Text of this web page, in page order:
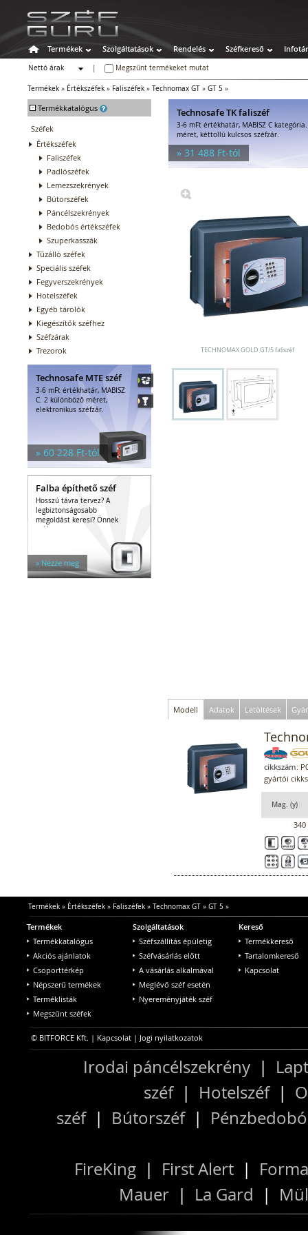
Termékek Szolgáltatások Rendelés Széfkereső Infotár
Nettó árak
Megszűnt termékeket mutat
Termékek » Értékszéfek » Faliszéfek » Technomax GT » GT 5 »
- Termékkatalógus
Széfek
Értékszéfek
Faliszéfek
Padlószéfek
Lemezszekrények
Bútorszéfek
Páncélszekrények
Bedobós értékszéfek
Szuperkasszák
Tűzálló széfek
Speciális széfek
Fegyverszekrények
Hotelszéfek
Egyéb tárolók
Kiegészítők széfhez
Széfzárak
Trezorok
Technosafe MTE széf
3-6 mFt értékhatár, MABISZ
C. 2 különböző méret,
elektronikus széfzár.
» 60 228 Ft-tól
Falba építhető széf
Hosszú távra tervez? A
legbiztonságosabb
megoldást keresi? Önnek
való a...
» Nézze meg
Technosafe TK faliszéf
3-6 mFt értékhatár, MABISZ C
méret, kéttollú kulcsos széfzár.
» 31 488 Ft-tól
TECHNOMAX GOLD GT/5 faliszéf
Modell Adatok Letöltések
cikkszám:
gyártói
Mag. (y)
340
Termékek» Értékszéfek» Faliszéfek» Technomax GT» GT 5»
Termékek
Termékkatalógus
Akciós ajánlatok
Csoporttérkép
Népszerű termékek
Terméklisták
Megszűnt széfek
Szolgáltatások
Széfszállítás épületig
Széfvásárlás előtt
A vásárlás alkalmával
Meglévő széf esetén
Nyereményjáték széf
Kereső
Termékkereső
Tartalomkereső
Kapcsolat
© BITFORCE Kft. | Kapcsolat | Jogi nyilatkozatok
Irodai páncélszekrény |
széf| Hotelszéf|
széf| Bútorszéf|
FireKing | First Alert |
Mauer | La Gard |